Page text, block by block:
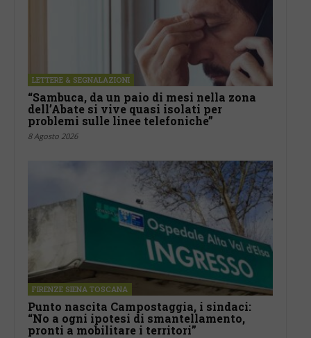
LETTERE & SEGNALAZIONI
“Sambuca, da un paio di mesi nella zona
dell’Abate si vive quasi isolati per
problemi sulle linee telefoniche”
8 Agosto 2026
FIRENZE SIENA TOSCANA
Punto nascita Campostaggia, i sindaci:
“No a ogni ipotesi di smantellamento,
pronti a mobilitare i territori”